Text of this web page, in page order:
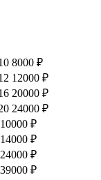
8000 ₽
12000 ₽
20000 ₽
24000 ₽
10000 ₽
14000 ₽
24000 ₽
39000 ₽